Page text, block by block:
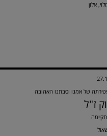
של אמנו וסבתנו האהובה